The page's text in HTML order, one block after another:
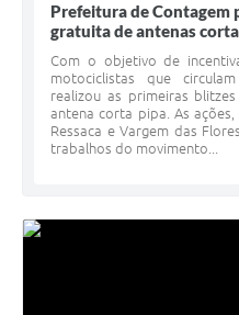
Prefeitura de Contagem
gratuita de antenas
Com o objetivo de
motociclistas que
realizou as primeiras
antena corta pipa. As
Ressaca e Vargem das
trabalhos do movimento...